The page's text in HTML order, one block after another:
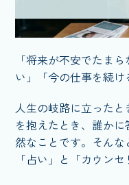
「将来が不安でたま
い」「今の仕事を続け
人生の岐路に立った
を抱えたとき、誰か
然なことです。そん
「占い」と「カウン